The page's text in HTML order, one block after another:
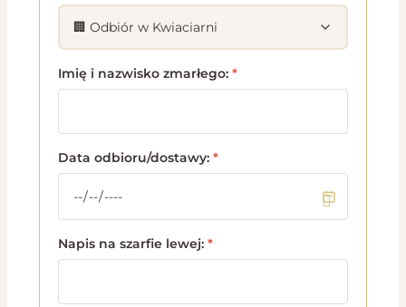
Imię i nazwisko zmarłego: *
Data odbioru/dostawy: *
Napis na szarfie lewej: *